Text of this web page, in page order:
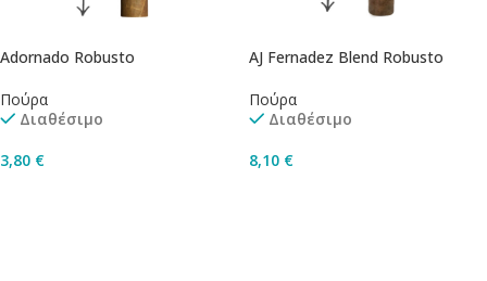
Adornado Robusto
Πούρα
Διαθέσιμο
3,80 €
AJ Fernadez Blend Robusto
Πούρα
Διαθέσιμο
8,10 €